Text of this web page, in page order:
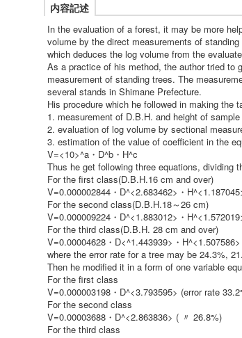
内容記述
In the evaluation of a forest, it may be more
volume by the direct measurements of
which deduces the log volume from the
As a practice of his method, the author tried to
measurement of standing trees. The
several stands in Shimane Prefecture.
His procedure which he followed in making the
1. measurement of D.B.H. and height of
2. evaluation of log volume by sectional
3. estimation of the value of coefficient in the
V=<10>^a・D^b・H^c
Thus he get following three equations, dividing
For the first class(D.B.H.16 cm and over)
V=0.000002844・D^<2.683462>・
For the second class(D.B.H.18～26 cm)
V=0.000009224・D^<1.883012>・
For the third class(D.B.H. 28 cm and over)
V=0.00004628・D<^1.443939>・H^<1.507586>
where the error rate for a tree may be 24.3%,
Then he modified it in a form of one variable
For the first class
V=0.000003198・D^<3.793595> (error rate
For the second class
V=0.00003688・D^<2.863836> ( 〃 26.8%)
For the third class